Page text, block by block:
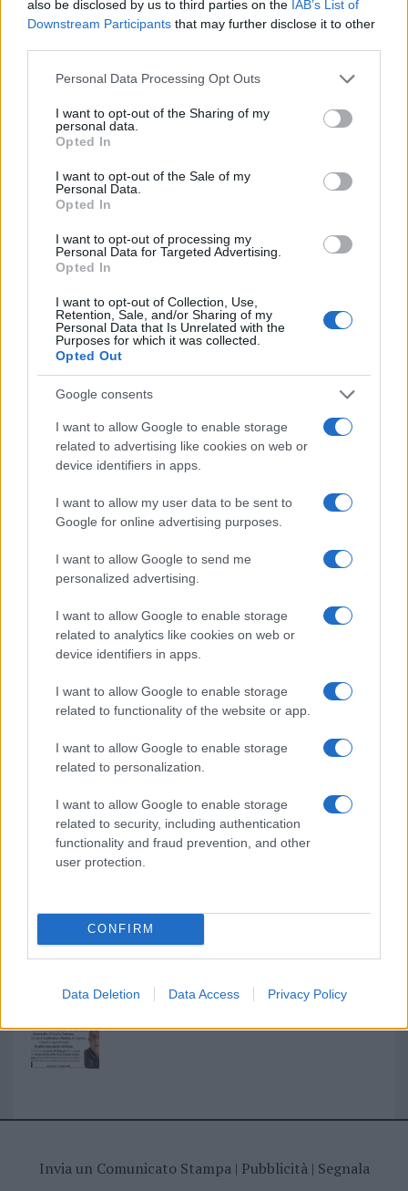
also be disclosed by us to third parties on the IAB’s List of
Downstream Participants that may further disclose it to other
Please note that this website/app uses one or more Google
not limited to your visit or usage behaviour. You may click to
grant or deny consent to Google and its third-party tags to
use your data for below specified purposes in below Google
consent section.
Personal Data Processing Opt Outs
I want to opt-out of the Sharing of my
personal data.
Opted In
I want to opt-out of the Sale of my
Personal Data.
Opted In
I want to opt-out of processing my
Personal Data for Targeted Advertising.
Opted In
I want to opt-out of Collection, Use,
Retention, Sale, and/or Sharing of my
Personal Data that Is Unrelated with the
Purposes for which it was collected.
Opted Out
Google consents
I want to allow Google to enable storage
related to advertising like cookies on web or
device identifiers in apps.
I want to allow my user data to be sent to
Google for online advertising purposes.
I want to allow Google to send me
personalized advertising.
I want to allow Google to enable storage
related to analytics like cookies on web or
device identifiers in apps.
I want to allow Google to enable storage
related to functionality of the website or app.
I want to allow Google to enable storage
related to personalization.
I want to allow Google to enable storage
related to security, including authentication
functionality and fraud prevention, and other
user protection.
CONFIRM
Data Deletion Data Access Privacy Policy
“Orgoglio e discrezione per visita privata̶…
Incendio nella notte a Olbia, a fuoco due furgoni
A fuoco un deposito con bombole, intervento dei
vigili del fuoco a Rudalza
Ristorante distrutto dalle fiamme a La
Maddalena, incendio a Monti d’à rena
Paolo Pinna
Martina Agostina Diturco
I nostri cari
I nostri cari
I nostri cari
Giovannimaria Cabras
Invia un Comunicato Stampa| Pubblicità| Segnala